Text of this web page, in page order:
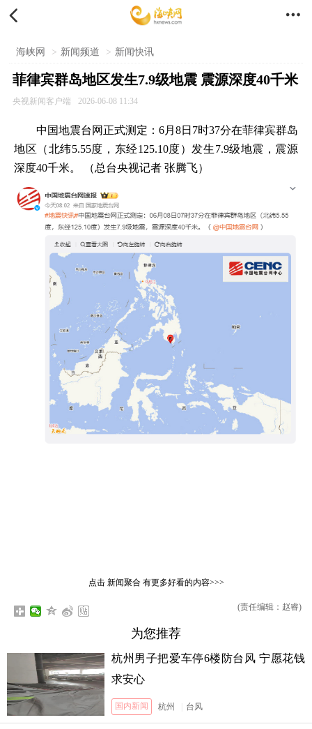
 
海峡网 > 新闻频道 > 新闻快讯
菲律宾群岛地区发生7.9级地震 震源深度40千米
央视新闻客户端 2026-06-08 11:34
中国地震台网正式测定：6月8日7时37分在菲律宾群岛
地区（北纬5.55度，东经125.10度）发生7.9级地震，震源
深度40千米。 （总台央视记者 张腾飞）
点击 新闻聚合有更多好看的内容>>>
(责任编辑：赵睿)
为您推荐
杭州男子把爱车停6楼防台风 宁愿花钱
求安心
国内新闻 杭州 台风